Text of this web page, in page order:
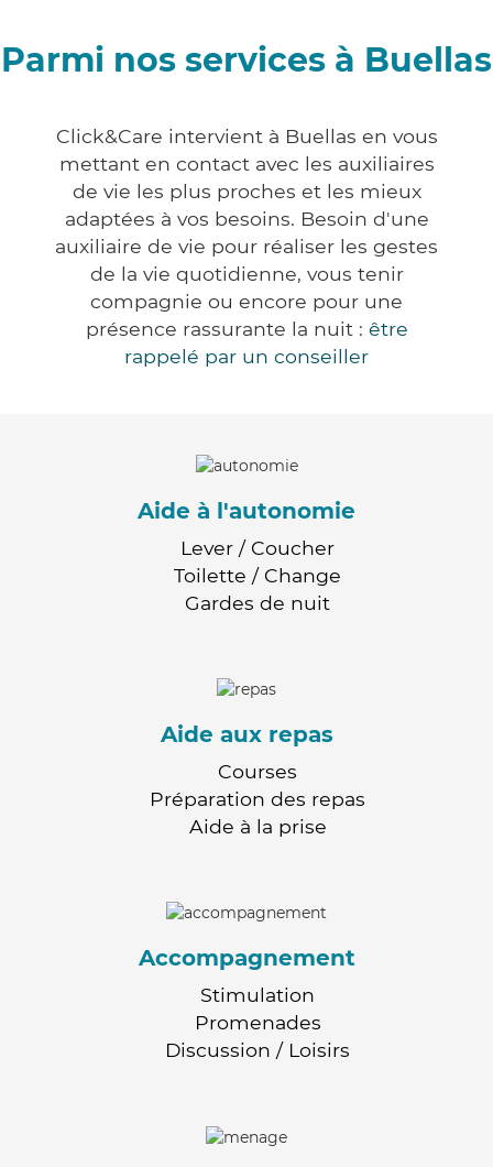
Parmi nos services à Buellas
Click&Care intervient à Buellas en vous
mettant en contact avec les auxiliaires
de vie les plus proches et les mieux
adaptées à vos besoins. Besoin d'une
auxiliaire de vie pour réaliser les gestes
de la vie quotidienne, vous tenir
compagnie ou encore pour une
présence rassurante la nuit : être
rappelé par un conseiller
Aide à l'autonomie
Lever / Coucher
Toilette / Change
Gardes de nuit
Aide aux repas
Courses
Préparation des repas
Aide à la prise
Accompagnement
Stimulation
Promenades
Discussion / Loisirs